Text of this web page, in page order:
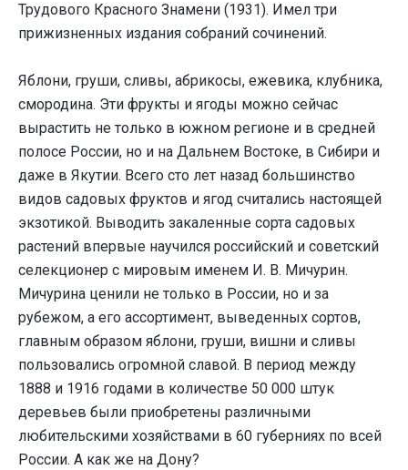
Трудового Красного Знамени (1931). Имел три
прижизненных издания собраний сочинений.
Яблони, груши, сливы, абрикосы, ежевика, клубника,
смородина. Эти фрукты и ягоды можно сейчас
вырастить не только в южном регионе и в средней
полосе России, но и на Дальнем Востоке, в Сибири и
даже в Якутии. Всего сто лет назад большинство
видов садовых фруктов и ягод считались настоящей
экзотикой. Выводить закаленные сорта садовых
растений впервые научился российский и советский
селекционер с мировым именем И. В. Мичурин.
Мичурина ценили не только в России, но и за
рубежом, а его ассортимент, выведенных сортов,
главным образом яблони, груши, вишни и сливы
пользовались огромной славой. В период между
1888 и 1916 годами в количестве 50 000 штук
деревьев были приобретены различными
любительскими хозяйствами в 60 губерниях по всей
России. А как же на Дону?